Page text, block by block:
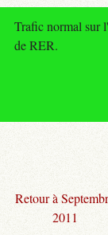
Trafic normal sur
de RER.
Retour à
2011